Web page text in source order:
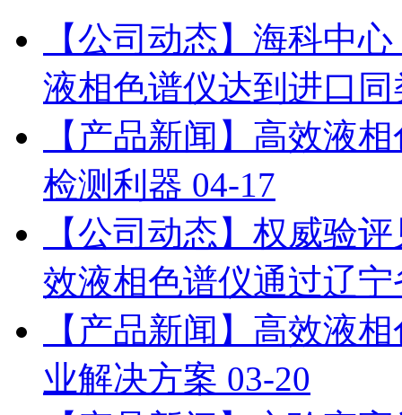
【公司动态】海科中
液相色谱仪达到进口
【产品新闻】高效液
检测利器 04-17
【公司动态】权威验
效液相色谱仪通过辽
【产品新闻】高效液
业解决方案 03-20